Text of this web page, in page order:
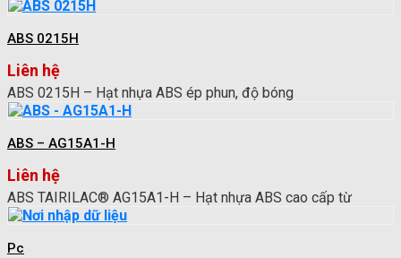
ABS 0215H
Liên hệ
ABS 0215H – Hạt nhựa ABS ép phun, độ bóng
ABS – AG15A1-H
Liên hệ
ABS TAIRILAC® AG15A1-H – Hạt nhựa ABS cao cấp từ
Pc